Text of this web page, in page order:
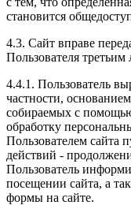
становится
4.3. Сайт вправе
Пользователя
4.4.1. Пользователь
частности,
собираемых с
обработку
Пользователем сайта
действий -
Пользователь
посещении сайта, а
формы на сайте.